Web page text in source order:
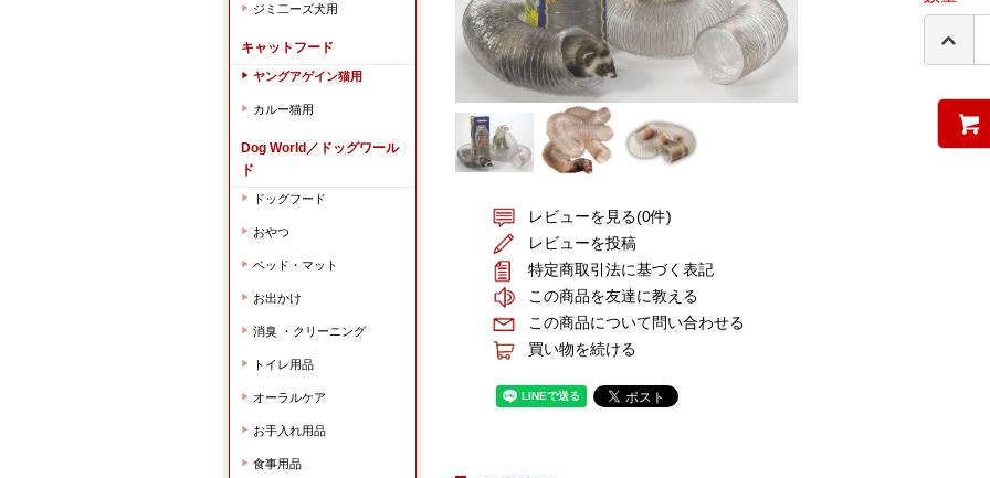
レビューを見る(0件)
レビューを投稿
特定商取引法に基づく表記
この商品を友達に教える
この商品について問い合わせる
買い物を続ける
▶︎ ジミ二ーズ犬用
キャットフード
▶︎ ヤングアゲイン猫用
▶︎ カルー猫用
Dog World／ドッグワール
ド
▶︎ ドッグフード
▶︎ おやつ
▶︎ ベッド・マット
▶︎ お出かけ
▶︎ 消臭 ・クリーニング
▶︎ トイレ用品
▶︎ オーラルケア
▶︎ お手入れ用品
▶︎ 食事用品